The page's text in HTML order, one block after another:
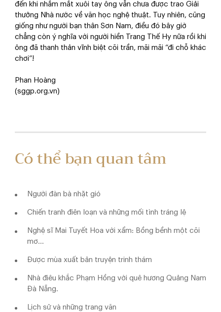
đến khi nhắm mắt xuôi tay ông vẫn chưa được trao Giải
thưởng Nhà nước về văn học nghệ thuật. Tuy nhiên, cũng
giống như người bạn thân Sơn Nam, điều đó bây giờ
chẳng còn ý nghĩa với người hiền Trang Thế Hy nữa rồi khi
ông đã thanh thản vĩnh biệt cõi trần, mãi mãi “đi chỗ khác
chơi”!
Phan Hoàng
(sggp.org.vn)
Có thể bạn quan tâm
Người đàn bà nhặt gió
Chiến tranh điên loạn và những mối tình tráng lệ
Nghệ sĩ Mai Tuyết Hoa với xẩm: Bồng bềnh một cõi
mơ…
Được mùa xuất bản truyện trinh thám
Nhà điêu khắc Phạm Hồng với quê hương Quảng Nam
Đà Nẵng.
Lịch sử và những trang văn